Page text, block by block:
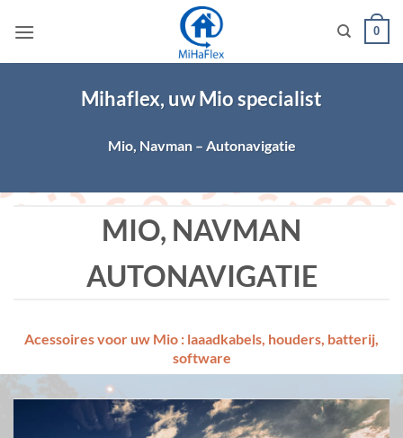
naar
0
Mihaflex, uw Mio specialist
Mio, Navman – Autonavigatie
MIO, NAVMAN
AUTONAVIGATIE
Acessoires voor uw Mio : laaadkabels, houders, batterij,
software